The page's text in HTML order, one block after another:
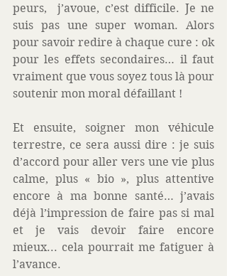
peurs,  j’avoue, c’est difficile. Je ne
suis pas une super woman. Alors
pour savoir redire à chaque cure : ok
pour les effets secondaires… il faut
vraiment que vous soyez tous là pour
soutenir mon moral défaillant !
Et ensuite, soigner mon véhicule
terrestre, ce sera aussi dire : je suis
d’accord pour aller vers une vie plus
calme, plus « bio », plus attentive
encore à ma bonne santé… j’avais
déjà l’impression de faire pas si mal
et je vais devoir faire encore
mieux... cela pourrait me fatiguer à
l’avance.